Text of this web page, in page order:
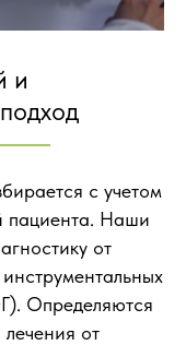
и
с учетом
пациента. Наши
от
Определяются
от